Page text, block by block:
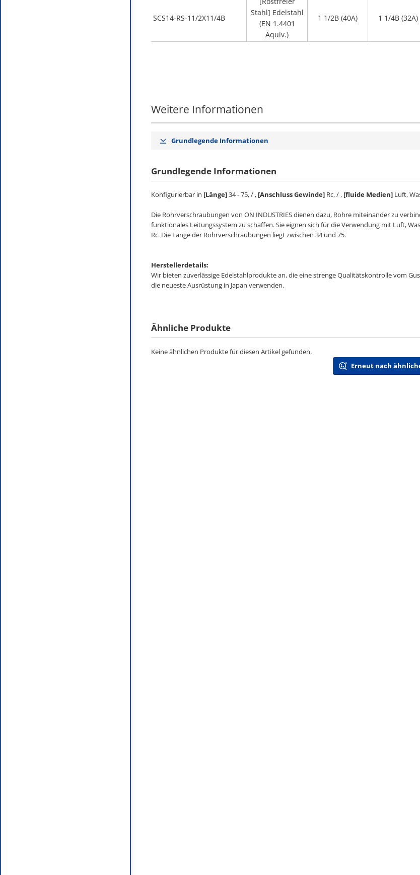
SCS14-RS-11/2X11/4B
Stahl] Edelstahl
(EN 1.4401
Äquiv.)
1 1/2B (40A) 1 1/4B (32A)
Weitere Informationen
Grundlegende Informationen
Grundlegende Informationen
Konfigurierbar in [Länge]34 - 75, / , [Anschluss Gewinde] Rc, / , [fluide Medien] Luft,
Die Rohrverschraubungen von ON INDUSTRIES dienen dazu, Rohre miteinander zu
funktionales Leitungssystem zu schaffen. Sie eignen sich für die Verwendung mit Luft,
Rc. Die Länge der Rohrverschraubungen liegt zwischen 34 und 75.
Herstellerdetails:
Wir bieten zuverlässige Edelstahlprodukte an, die eine strenge Qualitätskontrolle vom
die neueste Ausrüstung in Japan verwenden.
Ähnliche Produkte
Keine ähnlichen Produkte für diesen Artikel gefunden.
Erneut nach